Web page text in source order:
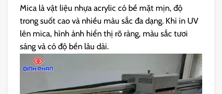
Mica là vật liệu nhựa acrylic có bề mặt mịn, độ
trong suốt cao và nhiều màu sắc đa dạng. Khi in UV
lên mica, hình ảnh hiển thị rõ ràng, màu sắc tươi
sáng và có độ bền lâu dài.